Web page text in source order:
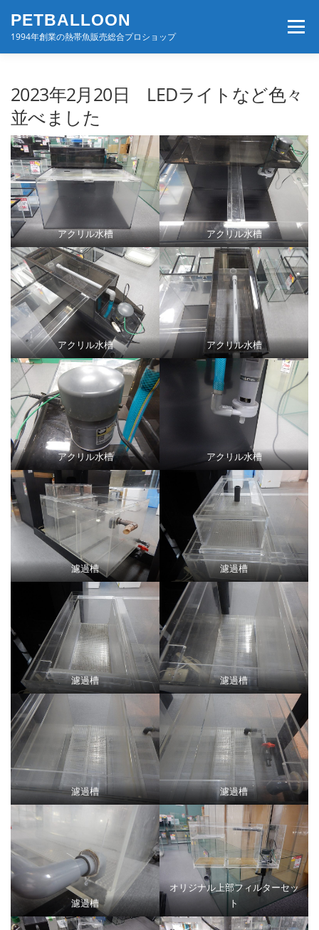
PETBALLOON
1994年創業の熱帯魚販売総合プロショップ
メニュー
BLOG・コンテンツ お問い合わせ 会社案内
2023年2月20日 LEDライトなど色々
並べました
アクリル水槽 アクリル水槽
アクリル水槽 アクリル水槽
アクリル水槽 アクリル水槽
濾過槽 濾過槽
濾過槽 濾過槽
濾過槽 濾過槽
濾過槽
オリジナル上部フィルターセッ
ト